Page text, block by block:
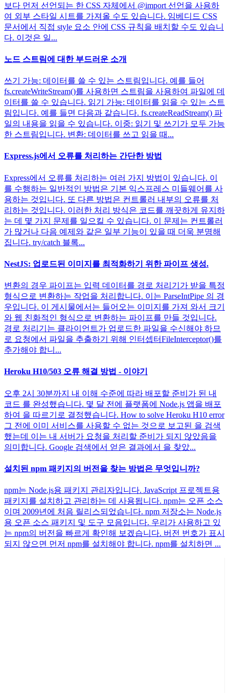
보다 먼저 선언되는 한 CSS 자체에서 @import 선언을 사용하
여 외부 스타일 시트를 가져올 수도 있습니다. 임베디드 CSS
문서에서 직접 style 요소 안에 CSS 규칙을 배치할 수도 있습니
다. 이것은 일...
노드 스트림에 대한 부드러운 소개
쓰기 가능: 데이터를 쓸 수 있는 스트림입니다. 예를 들어
fs.createWriteStream()를 사용하면 스트림을 사용하여 파일에 데
이터를 쓸 수 있습니다. 읽기 가능: 데이터를 읽을 수 있는 스트
림입니다. 예를 들면 다음과 같습니다. fs.createReadStream() 파
일의 내용을 읽을 수 있습니다. 이중: 읽기 및 쓰기가 모두 가능
한 스트림입니다. 변환: 데이터를 쓰고 읽을 때...
Express.js에서 오류를 처리하는 간단한 방법
Express에서 오류를 처리하는 여러 가지 방법이 있습니다. 이
를 수행하는 일반적인 방법은 기본 익스프레스 미들웨어를 사
용하는 것입니다. 또 다른 방법은 컨트롤러 내부의 오류를 처
리하는 것입니다. 이러한 처리 방식은 코드를 깨끗하게 유지하
는 데 몇 가지 문제를 일으킬 수 있습니다. 이 문제는 컨트롤러
가 많거나 다음 예제와 같은 일부 기능이 있을 때 더욱 분명해
집니다. try/catch 블록...
NestJS: 업로드된 이미지를 최적화하기 위한 파이프 생성.
변환의 경우 파이프는 입력 데이터를 경로 처리기가 받을 특정
형식으로 변환하는 작업을 처리합니다. 이는 ParseIntPipe 의 경
우입니다. 이 게시물에서는 들어오는 이미지를 가져 와서 크기
와 웹 친화적인 형식으로 변환하는 파이프를 만들 것입니다.
경로 처리기는 클라이언트가 업로드한 파일을 수신해야 하므
로 요청에서 파일을 추출하기 위해 인터셉터FileInterceptor()를
추가해야 합니...
Heroku H10/503 오류 해결 방법 - 이야기
오후 2시 30분까지 내 이해 수준에 따라 배포할 준비가 된 내
코드 를 완성했습니다. 몇 달 전에 플랫폼에 Node.js 앱을 배포
하여 을 따르기로 결정했습니다. How to solve Heroku H10 error
그 전에 이미 서비스를 사용할 수 없는 것으로 보고된 을 검색
했는데 이는 내 서버가 요청을 처리할 준비가 되지 않았음을
의미합니다. Google 검색에서 얻은 결과에서 을 찾았...
설치된 npm 패키지의 버전을 찾는 방법은 무엇입니까?
npm는 Node.js용 패키지 관리자입니다. JavaScript 프로젝트용
패키지를 설치하고 관리하는 데 사용됩니다. npm는 오픈 소스
이며 2009년에 처음 릴리스되었습니다. npm 저장소는 Node.js
용 오픈 소스 패키지 및 도구 모음입니다. 우리가 사용하고 있
는 npm의 버전을 빠르게 확인해 보겠습니다. 버전 번호가 표시
되지 않으면 먼저 npm를 설치해야 합니다. npm를 설치하면 ...